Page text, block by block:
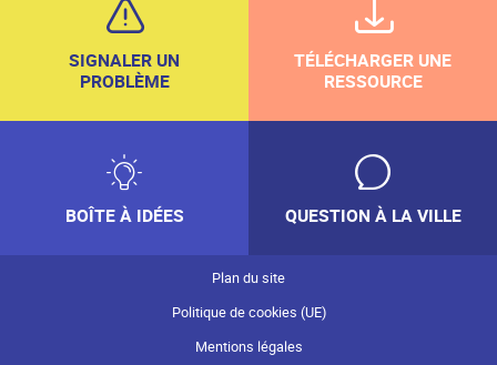
SIGNALER UN
PROBLÈME
TÉLÉCHARGER UNE
RESSOURCE
BOÎTE À IDÉES QUESTION À LA VILLE
Plan du site
Politique de cookies (UE)
Mentions légales